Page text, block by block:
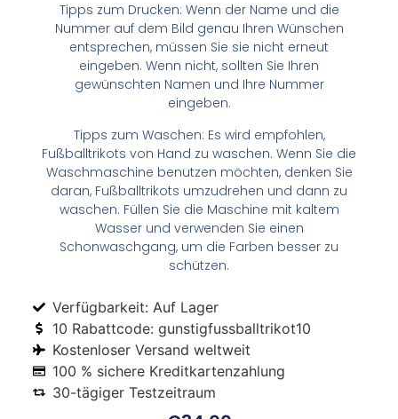
Tipps zum Drucken: Wenn der Name und die
Nummer auf dem Bild genau Ihren Wünschen
entsprechen, müssen Sie sie nicht erneut
eingeben. Wenn nicht, sollten Sie Ihren
gewünschten Namen und Ihre Nummer
eingeben.
Tipps zum Waschen: Es wird empfohlen,
Fußballtrikots von Hand zu waschen. Wenn Sie die
Waschmaschine benutzen möchten, denken Sie
daran, Fußballtrikots umzudrehen und dann zu
waschen. Füllen Sie die Maschine mit kaltem
Wasser und verwenden Sie einen
Schonwaschgang, um die Farben besser zu
schützen.
Verfügbarkeit: Auf Lager
10 Rabattcode: gunstigfussballtrikot10
Kostenloser Versand weltweit
100 % sichere Kreditkartenzahlung
30-tägiger Testzeitraum